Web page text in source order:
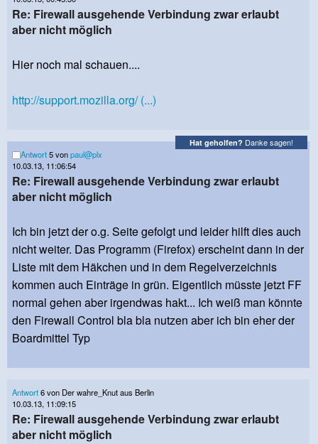
Re: Firewall ausgehende Verbindung zwar erlaubt
aber nicht möglich
Hier noch mal schauen....
http://support.mozilla.org/ (...)
Hat geholfen? Danke sagen!
Antwort5 vonpaul@plx
10.03.13, 11:06:54
Re: Firewall ausgehende Verbindung zwar erlaubt
aber nicht möglich
Ich bin jetzt der o.g. Seite gefolgt und leider hilft dies auch
nicht weiter. Das Programm (Firefox) erscheint dann in der
Liste mit dem Häkchen und in dem Regelverzeichnis
kommen auch Einträge in grün. Eigentlich müsste jetzt FF
normal gehen aber irgendwas hakt... Ich weiß man könnte
den Firewall Control bla bla nutzen aber ich bin eher der
Boardmittel Typ
Antwort6 von Der wahre_Knut aus Berlin
10.03.13, 11:09:15
Re: Firewall ausgehende Verbindung zwar erlaubt
aber nicht möglich